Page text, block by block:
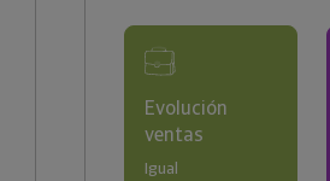
Evolución
ventas
Igual